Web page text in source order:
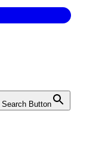
Search Button